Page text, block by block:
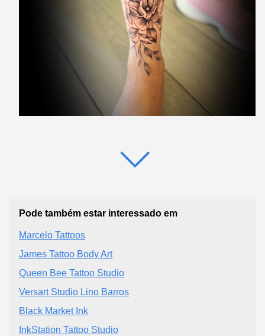
Pode também estar interessado em
Marcelo Tattoos
James Tattoo Body Art
Queen Bee Tattoo Studio
Versart Studio Lino Barros
Black Market Ink
InkStation Tattoo Studio